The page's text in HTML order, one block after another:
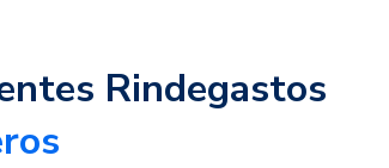
Rindegastos